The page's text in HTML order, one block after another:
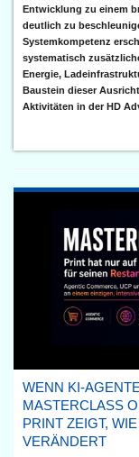
Entwicklung zu einem
deutlich zu
Systemkompetenz
systematisch
Energie,
Baustein dieser
Aktivitäten in der HD
WENN KI-
MASTERCLASS
PRINT ZEIGT,
VERÄNDERT